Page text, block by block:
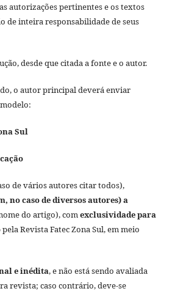
autorizações pertinentes e os textos
de inteira responsabilidade de seus
desde que citada a fonte e o autor.
o autor principal deverá enviar
Sul
de vários autores citar todos),
no caso de diversos autores) a
do artigo), comexclusividade para
pela Revista Fatec Zona Sul, em meio
e inédita, e não está sendo avaliada
revista; caso contrário, deve-se